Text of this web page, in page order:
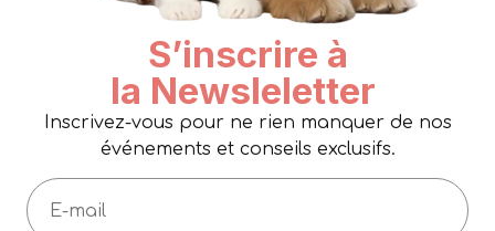
S’inscrire à
la Newsleletter
Inscrivez-vous pour ne rien manquer de nos
événements et conseils exclusifs.